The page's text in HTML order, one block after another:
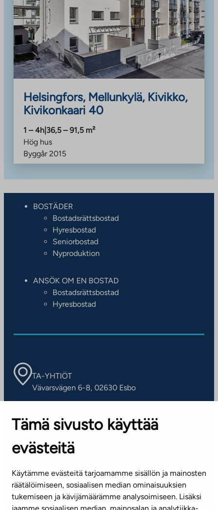
Tämä sivusto käyttää
evästeitä
Käytämme evästeitä tarjoamamme sisällön ja mainosten
räätälöimiseen, sosiaalisen median ominaisuuksien
tukemiseen ja kävijämäärämme analysoimiseen. Lisäksi
Helsingfors, Mellunkylä, Kivikko,
Kivikonkaari 40
1 – 4h 36,5 – 91,5 m²
Hög hus
Byggår 2015
BOSTÄDER
Bostadsrättsbostad
Hyresbostad
Seniorbostad
Nyproduktion
ANSÖK OM EN BOSTAD
Bostadsrättsbostad
Hyresbostad
TA-YHTIÖT
Vävarsvägen 6-8, 02630 Esbo
Kontaktinformation
KUNDSERVICE
(vardagar kl. 8–16)
info@ta.fi